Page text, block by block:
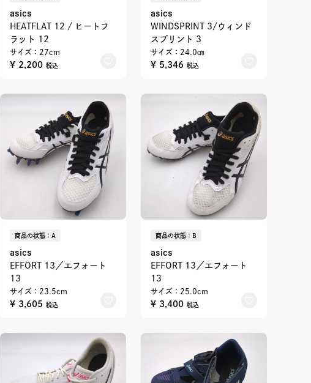
asics
HEATFLAT 12 / ヒートフ
ラット 12
サイズ：27cm
¥ 2,200 税込
asics
WINDSPRINT 3/ウィンド
スプリント 3
サイズ：24.0㎝
¥ 5,346 税込
商品の状態：A
asics
EFFORT 13／エフォート
13
サイズ：23.5cm
¥ 3,605 税込
商品の状態：B
asics
EFFORT 13／エフォート
13
サイズ：25.0cm
¥ 3,400 税込